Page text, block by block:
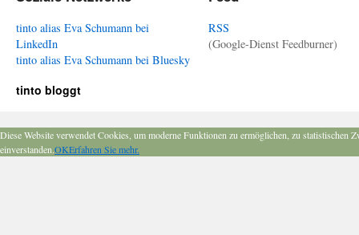
tinto alias Eva Schumann bei
LinkedIn
tinto alias Eva Schumann bei Bluesky
RSS
(Google-Dienst Feedburner)
tinto bloggt
Diese Website verwendet Cookies, um moderne Funktionen zu ermöglichen, zu
einverstanden.OKErfahren Sie mehr.